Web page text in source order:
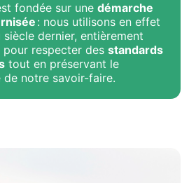
fondée sur unedémarche
: nous utilisons en effet
dernier, entièrement
pour respecter desstandards
tout en préservant le
de notre savoir-faire.